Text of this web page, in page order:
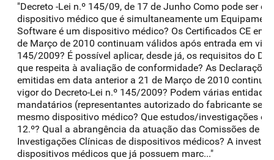
"Decreto -Lei n.º 145/09, de 17 de Junho Como pode ser
dispositivo médico que é simultaneamente um
Software é um dispositivo médico? Os Certificados CE
de Março de 2010 continuam válidos após entrada em
145/2009? É possível aplicar, desde já, os requisitos do
que respeita à avaliação de conformidade? As
emitidas em data anterior a 21 de Março de 2010
vigor do Decreto-Lei n.º 145/2009? Podem várias
mandatários (representantes autorizado do fabricante
mesmo dispositivo médico? Que estudos/investigações
12.º? Qual a abrangência da atuação das Comissões de
Investigações Clínicas de dispositivos médicos? A
dispositivos médicos que já possuem marc..."